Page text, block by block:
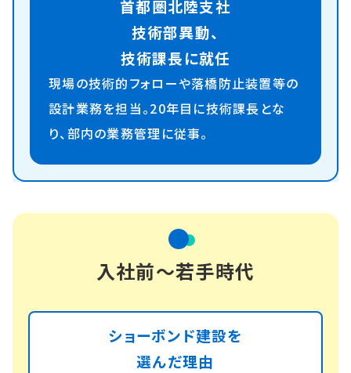
首都圏北陸支社
技術部異動、
技術課長に就任
現場の技術的フォローや落橋防止装置等の
設計業務を担当。20年目に技術課長とな
り、部内の業務管理に従事。
入社前〜若手時代
ショーボンド建設を
選んだ理由